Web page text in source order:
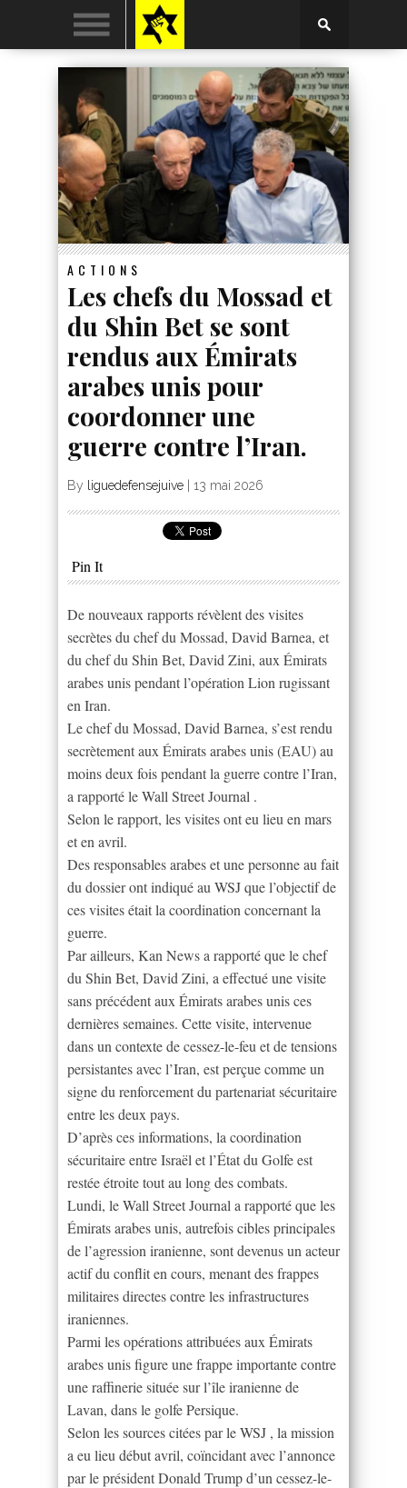
ACTIONS
Les chefs du Mossad et
du Shin Bet se sont
rendus aux Émirats
arabes unis pour
coordonner une
guerre contre l’Iran.
By liguedefensejuive 13 mai 2026
Pin It
De nouveaux rapports révèlent des visites
secrètes du chef du Mossad, David Barnea, et
du chef du Shin Bet, David Zini, aux Émirats
arabes unis pendant l’opération Lion rugissant
en Iran.
Le chef du Mossad, David Barnea, s’est rendu
secrètement aux Émirats arabes unis (EAU) au
moins deux fois pendant la guerre contre l’Iran,
a rapporté le Wall Street Journal .
Selon le rapport, les visites ont eu lieu en mars
et en avril.
Des responsables arabes et une personne au fait
du dossier ont indiqué au WSJ que l’objectif de
ces visites était la coordination concernant la
guerre.
Par ailleurs, Kan News a rapporté que le chef
du Shin Bet, David Zini, a effectué une visite
sans précédent aux Émirats arabes unis ces
dernières semaines. Cette visite, intervenue
dans un contexte de cessez-le-feu et de tensions
persistantes avec l’Iran, est perçue comme un
signe du renforcement du partenariat sécuritaire
entre les deux pays.
D’après ces informations, la coordination
sécuritaire entre Israël et l’État du Golfe est
restée étroite tout au long des combats.
Lundi, le Wall Street Journal a rapporté que les
Émirats arabes unis, autrefois cibles principales
de l’agression iranienne, sont devenus un acteur
actif du conflit en cours, menant des frappes
militaires directes contre les infrastructures
iraniennes.
Parmi les opérations attribuées aux Émirats
arabes unis figure une frappe importante contre
une raffinerie située sur l’île iranienne de
Lavan, dans le golfe Persique.
Selon les sources citées par le WSJ , la mission
a eu lieu début avril, coïncidant avec l’annonce
par le président Donald Trump d’un cessez-le-